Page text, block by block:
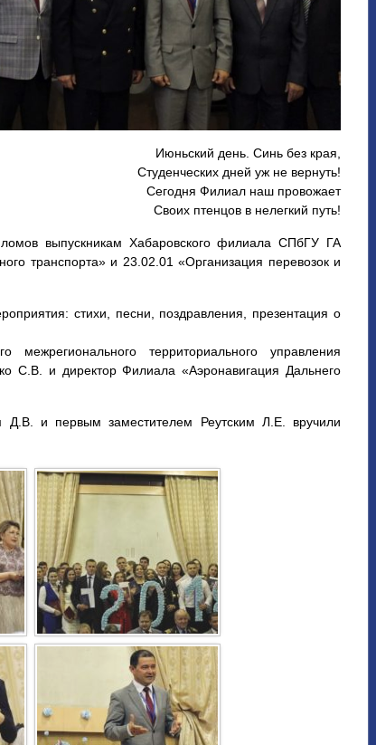
Июньский день. Синь без края,
Студенческих дней уж не вернуть!
Сегодня Филиал наш провожает
Своих птенцов в нелегкий путь!
выпускникам Хабаровского филиала СПбГУ ГА
транспорта» и 23.02.01 «Организация перевозок и
стихи, песни, поздравления, презентация о
территориального управления
С.В. и директор Филиала «Аэронавигация Дальнего
и первым заместителем Реутским Л.Е. вручили